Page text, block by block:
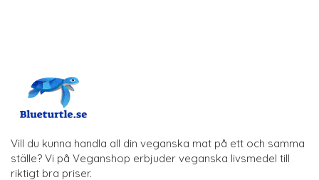
Vill du kunna handla all din veganska mat på ett och samma
ställe? Vi på Veganshop erbjuder veganska livsmedel till
riktigt bra priser.